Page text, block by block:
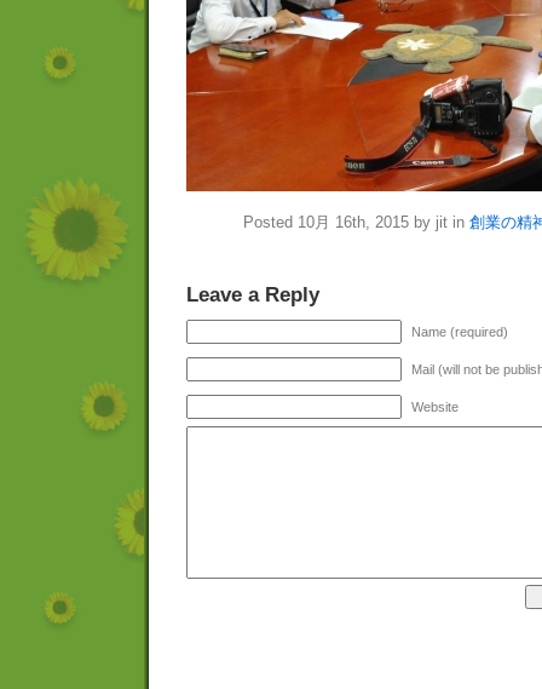
Posted 10月 16th, 2015 by jit in 創業の精
Leave a Reply
Name (required)
Mail (will not be
Website